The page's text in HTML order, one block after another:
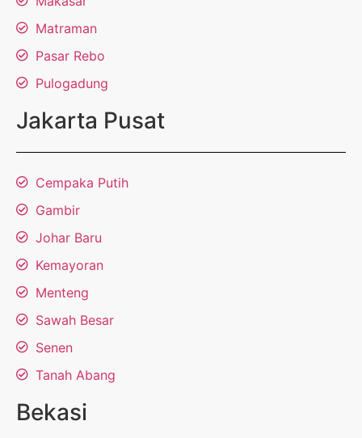
Matraman
Pasar Rebo
Pulogadung
Jakarta Pusat
Cempaka Putih
Gambir
Johar Baru
Kemayoran
Menteng
Sawah Besar
Senen
Tanah Abang
Bekasi